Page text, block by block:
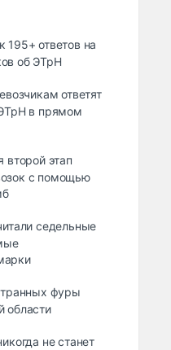
195+ ответов на
об ЭТрН
ответят
в прямом
второй этап
с помощью
седельные
фуры
области
не станет